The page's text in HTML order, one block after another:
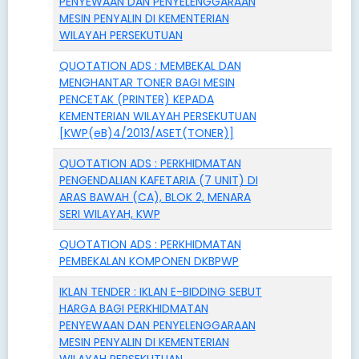
MESIN PENYALIN DI KEMENTERIAN
WILAYAH PERSEKUTUAN
QUOTATION ADS : MEMBEKAL DAN
MENGHANTAR TONER BAGI MESIN
PENCETAK (PRINTER) KEPADA
KEMENTERIAN WILAYAH PERSEKUTUAN
[KWP(eB)4/2013/ASET(TONER)]
QUOTATION ADS : PERKHIDMATAN
PENGENDALIAN KAFETARIA (7 UNIT) DI
ARAS BAWAH (CA), BLOK 2, MENARA
SERI WILAYAH, KWP
QUOTATION ADS : PERKHIDMATAN
PEMBEKALAN KOMPONEN DKBPWP
IKLAN TENDER : IKLAN E-BIDDING SEBUT
HARGA BAGI PERKHIDMATAN
PENYEWAAN DAN PENYELENGGARAAN
MESIN PENYALIN DI KEMENTERIAN